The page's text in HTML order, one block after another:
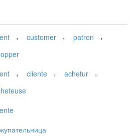
, customer , patron ,
, cliente , achetur ,